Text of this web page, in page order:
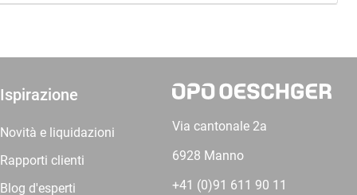
Ispirazione
Novità e liquidazioni
Rapporti clienti
Blog d'esperti
Via cantonale 2a
6928 Manno
+41 (0)91 611 90 11